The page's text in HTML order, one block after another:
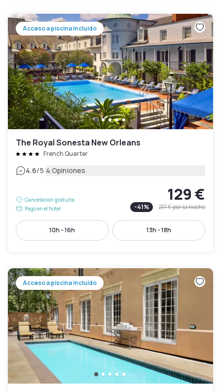
Acceso a piscina incluido
The Royal Sonesta New Orleans
French Quarter
4.6/5|4 Opiniones
Cancelación gratuita
Pago en el hotel
129 €
-41% 217 €por la noche
10h - 16h 13h - 18h
Acceso a piscina incluido